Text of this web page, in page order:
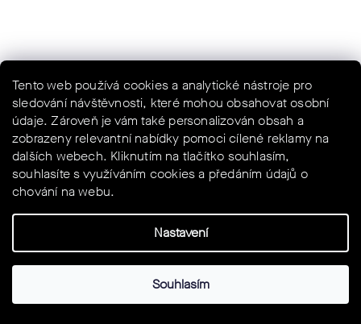
Tento web používá cookies a analytické nástroje pro
sledování návštěvnosti, které mohou obsahovat osobní
údaje. Zároveň je vám také personalizován obsah a
zobrazeny relevantní nabídky pomoci cílené reklamy na
dalších webech. Kliknutím na tlačítko souhlasím,
souhlasíte s využíváním cookies a předáním údajů o
chování na webu.
Nastavení
Souhlasím
9 500
KČ
–30 %
DYORA R HABU WINTER
JACKET S11
SKLADEM
DYORA R HABU WINTER
BIB TIGHTS S11
SKLADEM